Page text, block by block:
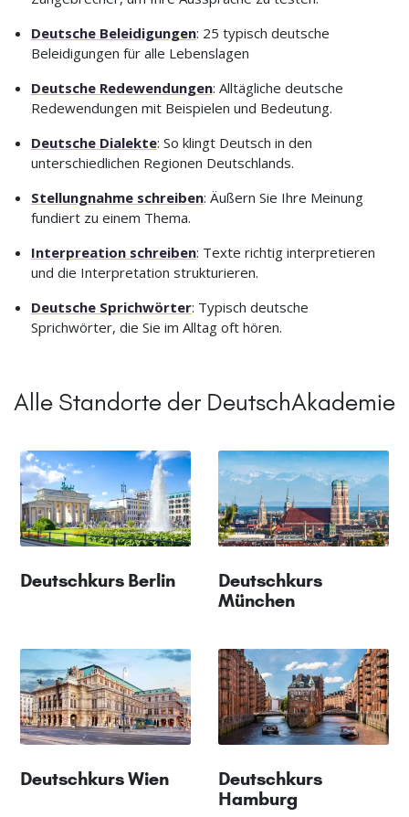
Deutsche Beleidigungen: 25 typisch deutsche
Beleidigungen für alle Lebenslagen
Deutsche Redewendungen: Alltägliche deutsche
Redewendungen mit Beispielen und Bedeutung.
Deutsche Dialekte: So klingt Deutsch in den
unterschiedlichen Regionen Deutschlands.
Stellungnahme schreiben: Äußern Sie Ihre Meinung
fundiert zu einem Thema.
Interpreation schreiben: Texte richtig interpretieren
und die Interpretation strukturieren.
Deutsche Sprichwörter: Typisch deutsche
Sprichwörter, die Sie im Alltag oft hören.
Alle Standorte der DeutschAkademie
Deutschkurs Berlin
Deutschkurs
München
Deutschkurs Wien
Deutschkurs
Hamburg